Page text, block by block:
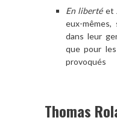
En libertéet
eux-mêmes,
dans leur
que pour
provoqués
Thomas